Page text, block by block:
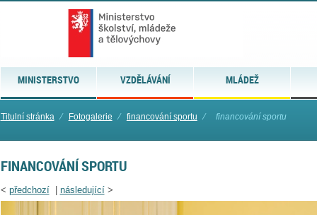
MINISTERSTVO VZDĚLÁVÁNÍ MLÁDEŽ
Titulní stránka ⁄ Fotogalerie ⁄ financování sportu ⁄ financování sportu
FINANCOVÁNÍ SPORTU
< předchozí| následující>